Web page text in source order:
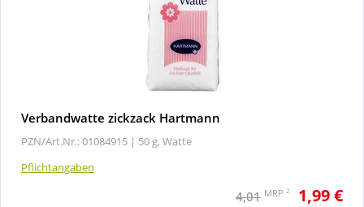
Verbandwatte zickzack Hartmann
PZN/Art.Nr.: 01084915 | 50 g, Watte
Pflichtangaben
4,01 MRP 2 1,99 €